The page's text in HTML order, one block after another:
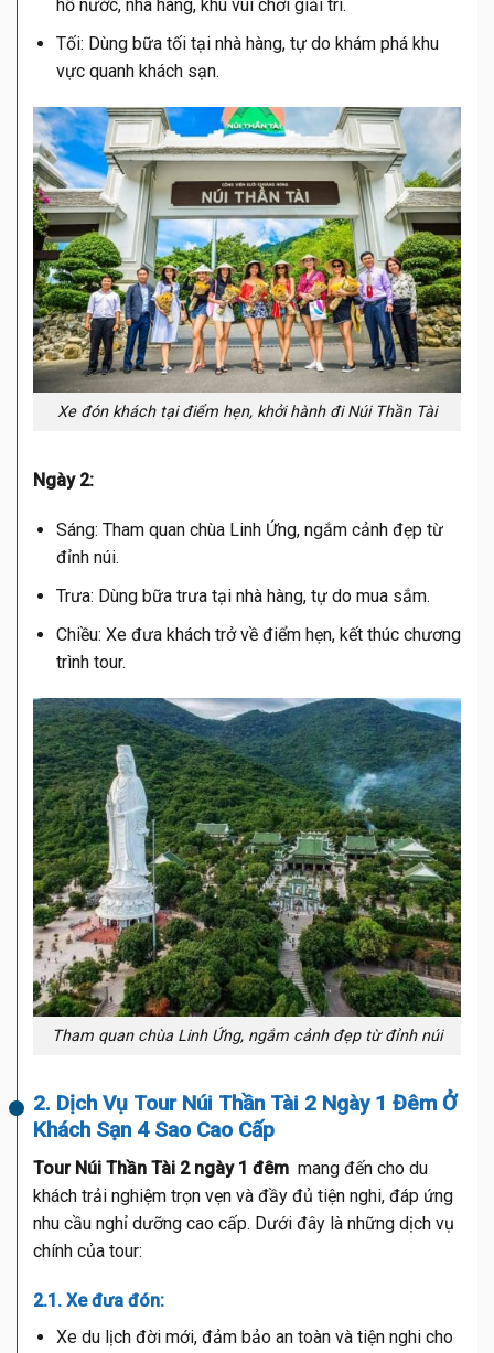
hồ nước, nhà hàng, khu vui chơi giải trí.
Tối: Dùng bữa tối tại nhà hàng, tự do khám phá khu
vực quanh khách sạn.
Xe đón khách tại điểm hẹn, khởi hành đi Núi Thần Tài
Ngày 2:
Sáng: Tham quan chùa Linh Ứng, ngắm cảnh đẹp từ
đỉnh núi.
Trưa: Dùng bữa trưa tại nhà hàng, tự do mua sắm.
Chiều: Xe đưa khách trở về điểm hẹn, kết thúc chương
trình tour.
Tham quan chùa Linh Ứng, ngắm cảnh đẹp từ đỉnh núi
2. Dịch Vụ Tour Núi Thần Tài 2 Ngày 1 Đêm Ở
Khách Sạn 4 Sao Cao Cấp
Tour Núi Thần Tài 2 ngày 1 đêm mang đến cho du
khách trải nghiệm trọn vẹn và đầy đủ tiện nghi, đáp ứng
nhu cầu nghỉ dưỡng cao cấp. Dưới đây là những dịch vụ
chính của tour:
2.1. Xe đưa đón:
Xe du lịch đời mới, đảm bảo an toàn và tiện nghi cho